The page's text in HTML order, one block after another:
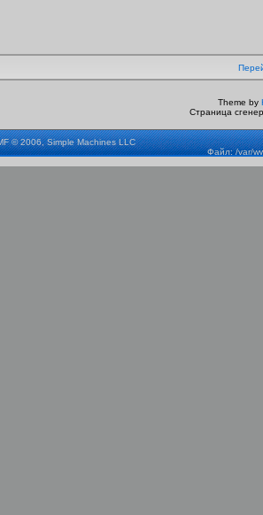
Theme by
Страница
© 2006, Simple Machines LLC
Файл: /var/